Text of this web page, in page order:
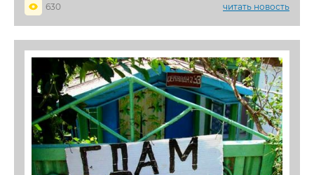
630
читать новость